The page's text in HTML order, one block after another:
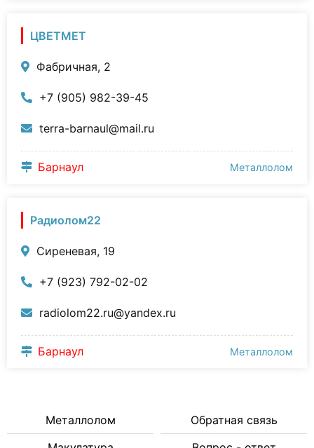
ЦВЕТМЕТ
Фабричная, 2
+7 (905) 982-39-45
terra-barnaul@mail.ru
Барнаул Металлолом
Радиолом22
Сиреневая, 19
+7 (923) 792-02-02
radiolom22.ru@yandex.ru
Барнаул Металлолом
Металлолом
Обратная связь